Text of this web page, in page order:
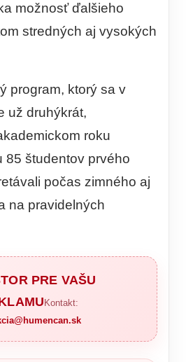
možnosť ďalšieho
stredných aj vysokých
program, ktorý sa v
už druhýkrát,
roku
85 študentov prvého
počas zimného aj
na pravidelných
PRE VAŠU
Kontakt: